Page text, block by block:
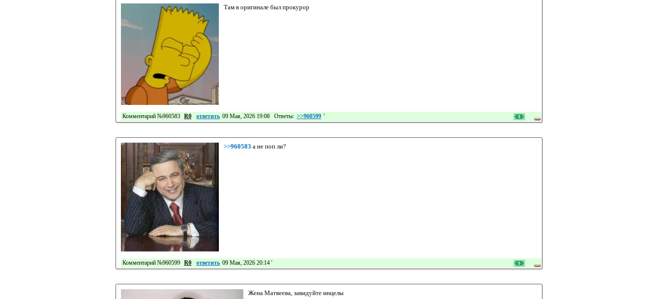
Там в оригинале был прокурор
Комментарий №960583 R0 ответить 09 Мая, 2026 19:08 Ответы: >>960599 '
>>960583 а не поп ли?
Комментарий №960599 R0 ответить 09 Мая, 2026 20:14 '
Жена Матвеева, завидуйте инцелы